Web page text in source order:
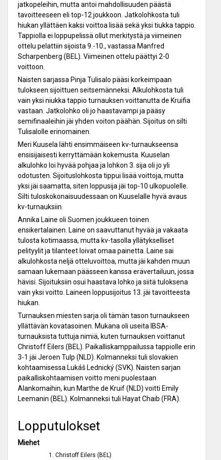
jatkopeleihin, mutta antoi mahdollisuuden päästä
tavoitteeseen eli top-12 joukkoon. Jatkolohkosta tuli
hiukan yllättäen kaksi voittoa lisää sekä yksi tiukka tappio.
Tappiolla ei loppupelissä ollut merkitystä ja viimeinen
ottelu pelattiin sijoista 9.-10., vastassa Manfred
Scharpenberg (BEL). Viimeinen ottelu päättyi 2-0
voittoon.
Naisten sarjassa Pinja Tulisalo pääsi korkeimpaan
tulokseen sijoittuen seitsemänneksi. Alkulohkosta tuli
vain yksi niukka tappio turnauksen voittanutta de Kruifia
vastaan. Jatkolohko oli jo haastavampi ja pääsy
semifinaaleihin jäi yhden voiton päähän. Sijoitus on silti
Tulisalolle erinomainen.
Meri Kuusela lähti ensimmäiseen kv-turnaukseensa
ensisijaisesti kerryttämään kokemusta. Kuuselan
alkulohko loi hyvää pohjaa ja lohkon 3. sija oli jo yli
odotusten. Sijoituslohkosta tippui lisää voittoja, mutta
yksi jäi saamatta, siten loppusija jäi top-10 ulkopuolelle.
Silti tuloskokonaisuudessaan on Kuuselalle hyvä avaus
kv-turnauksiin.
Annika Laine oli Suomen joukkueen toinen
ensikertalainen. Laine on saavuttanut hyvää ja vakaata
tulosta kotimaassa, mutta kv-tasolla yllätykselliset
pelityylit ja tilanteet loivat omaa painetta. Laine sai
alkulohkosta neljä otteluvoittoa, mutta jäi kahden muun
samaan lukemaan päässeen kanssa erävertailuun, jossa
hävisi. Sijoituksiin osui haastava lohko ja siitä tuloksena
vain yksi voitto. Laineen loppusijoitus 13. jäi tavoitteesta
hiukan.
Turnauksen miesten sarja oli tämän tason turnaukseen
yllättävän kovatasoinen. Mukana oli useita IBSA-
turnauksista tuttuja nimiä, kuten turnauksen voittanut
Christoff Eilers (BEL). Paikalliskamppailussa tappiolle erin
3-1 jäi Jeroen Tulp (NLD). Kolmanneksi tuli slovakien
kohtaamisessa Lukáš Lednický (SVK). Naisten sarjan
paikalliskohtaamisen voitto meni puolestaan
Alankomaihin, kun Marthe de Kruif (NLD) voitti Emily
Leemanin (BEL). Kolmanneksi tuli Hayat Chaib (FRA).
Lopputulokset
Miehet
Christoff Eilers (BEL)